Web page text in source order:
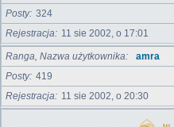
Posty 324
Rejestracja
11 sie 2002, o 17:01
Ranga, Nazwa użytkownika
amra
Posty 419
Rejestracja
11 sie 2002, o 20:30